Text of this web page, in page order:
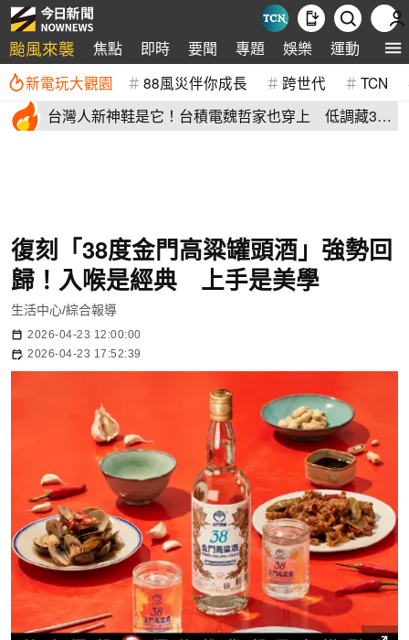
颱風來襲 焦點 即時 要聞 專題 娛樂 運動 全球
新電玩大觀園 88風災伴你成長 跨世代 TCN
台灣人新神鞋是它！台積電魏哲家也穿上 低調藏38
復刻「38度金門高粱罐頭酒」強勢回
歸！入喉是經典 上手是美學
生活中心/綜合報導
2026-04-23 12:00:00
2026-04-23 17:52:39